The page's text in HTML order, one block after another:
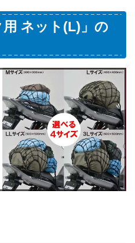
用 ネット(L)」の